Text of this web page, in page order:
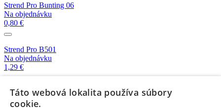
Strend Pro Bunting 06
Na objednávku
0,80 €
Strend Pro B501
Na objednávku
1,29 €
Strend Pro ST BROTULA
Skladom 1 kus
Táto webová lokalita používa súbory
cookie.